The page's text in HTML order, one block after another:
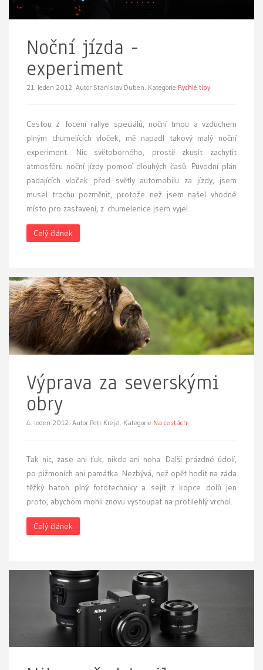
Noční jízda -
experiment
21. leden 2012. Autor Stanislav Duben. Kategorie Rychlé tipy
Cestou z focení rallye speciálů, noční tmou a vzduchem
plným chumelících vloček, mě napadl takový malý noční
experiment. Nic světoborného, prostě zkusit zachytit
atmosféru noční jízdy pomocí dlouhých časů. Původní plán
padajících vloček před světly automobilu za jízdy, jsem
musel trochu pozměnit, protože než jsem našel vhodné
místo pro zastavení, z chumelenice jsem vyjel.
Celý článek
Výprava za severskými
obry
4. leden 2012. Autor Petr Krejzl. Kategorie Na cestách
Tak nic, zase ani ťuk, nikde ani noha. Další prázdné údolí,
po pižmoních ani památka. Nezbývá, než opět hodit na záda
těžký batoh plný fototechniky a sejít z kopce dolů jen
proto, abychom mohli znovu vystoupat na protilehlý vrchol.
Celý článek